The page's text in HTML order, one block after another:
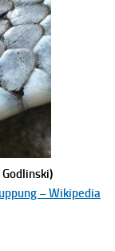
– Wikipedia